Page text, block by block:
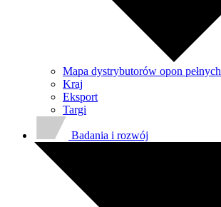
Mapa dystrybutorów opon pełnych
Kraj
Eksport
Targi
Badania i rozwój